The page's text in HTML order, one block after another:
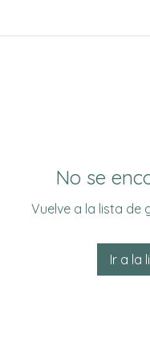
No se
Vuelve a la lista de
Ir a la